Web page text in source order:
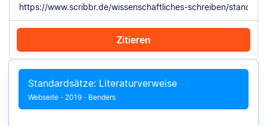
Zitieren
Mit Chrome zitieren Manuell zitieren
Standardsätze: Literaturverweise
Webseite · 2019 · Benders